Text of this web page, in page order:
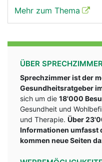
Mehr zum Thema
ÜBER
Sprechzimmer ist der
Gesundheitsratgeber
sich um die 18'000
Gesundheit und
und Therapie. Über
Informationen umfasst
kommen neue Seiten